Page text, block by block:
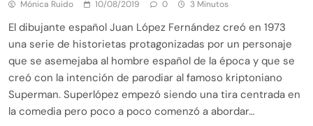
Mónica Ruido 10/08/2019 0 3 Minutos
El dibujante español Juan López Fernández creó en 1973
una serie de historietas protagonizadas por un personaje
que se asemejaba al hombre español de la época y que se
creó con la intención de parodiar al famoso kriptoniano
Superman. Superlópez empezó siendo una tira centrada en
la comedia pero poco a poco comenzó a abordar…